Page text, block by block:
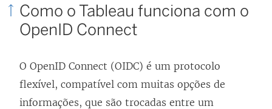
Como o Tableau funciona com o
OpenID Connect
O OpenID Connect (OIDC) é um protocolo
flexível, compatível com muitas opções de
informações, que são trocadas entre um